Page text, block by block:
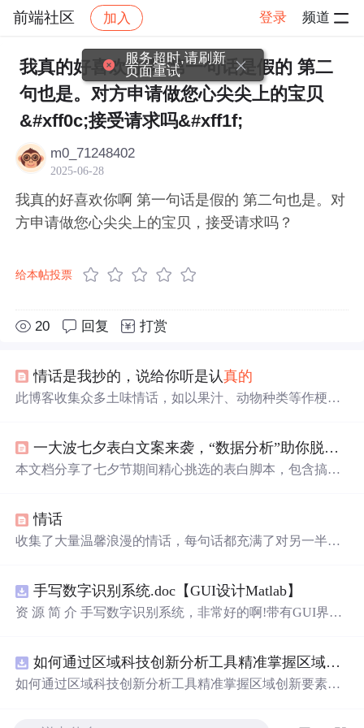
前端社区 加入 登录 频道
社区 前端社区 感慨 帖子详情
我真的好喜欢你啊 第一句话是假的 第二
句也是。对方申请做您心尖尖上的宝贝
&#xff0c;接受请求吗&#xff1f;
m0_71248402
2025-06-28
我真的好喜欢你啊 第一句话是假的 第二句也是。对
方申请做您心尖尖上的宝贝，接受请求吗？
给本帖投票
20 回复 打赏
情话是我抄的，说给你听是认真的
此博客收集众多土味情话，如以果汁、动物种类等作梗表
一大波七夕表白文案来袭，“数据分析”助你脱单一臂之力
本文档分享了七夕节期间精心挑选的表白脚本，包含搞笑
到最佳告白台词。
情话
收集了大量温馨浪漫的情话，每句话都充满了对另一半深
手写数字识别系统.doc【GUI设计Matlab】
资 源 简 介 手写数字识别系统，非常好的啊!带有GUI界
带有直观的图形用户界面（GUI），非常容易使用。你只
需要将手写数字输入系统，它将立即给出准确的识别结
如何通过区域科技创新分析工具精准掌握区域创新要素分布与产业链融合现状？.docx
如何通过区域科技创新分析工具精准掌握区域创新要素分
服务超时,请刷新
页面重试